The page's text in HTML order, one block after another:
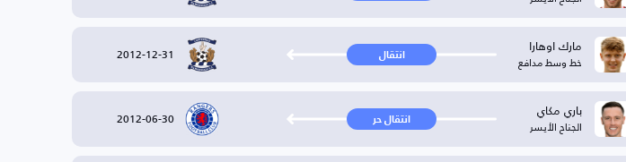
مارك اوهارا
خط وسط مدافع انتقال 2012-12-31
باري مكاي
الجناح الأيسر انتقال حر 2012-06-30